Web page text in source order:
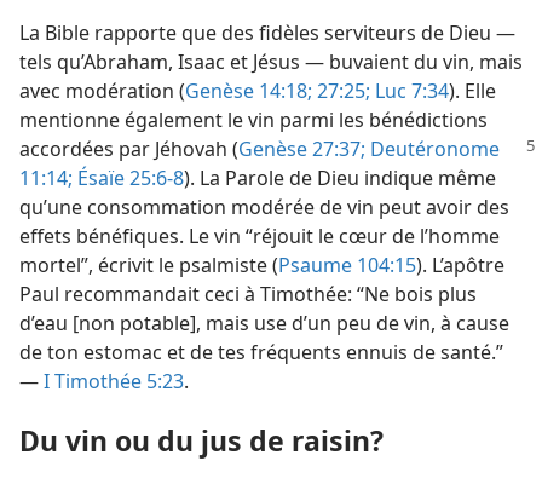
La Bible rapporte que des fidèles serviteurs de Dieu —
tels qu’Abraham, Isaac et Jésus — buvaient du vin, mais
avec modération (Genèse 14:18; 27:25; Luc 7:34). Elle
mentionne également le vin parmi les bénédictions
accordées par Jéhovah (Genèse27:37; Deutéronome
11:14; Ésaïe 25:6-8). La Parole de Dieu indique même
qu’une consommation modérée de vin peut avoir des
effets bénéfiques. Le vin “réjouit le cœur de l’homme
mortel”, écrivit le psalmiste (Psaume 104:15). L’apôtre
Paul recommandait ceci à Timothée: “Ne bois plus
d’eau [non potable], mais use d’un peu de vin, à cause
de ton estomac et de tes fréquents ennuis de santé.”
—I Timothée 5:23.
Du vin ou du jus de raisin?